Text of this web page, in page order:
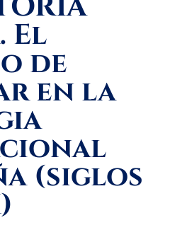
El
de
en la
(siglos